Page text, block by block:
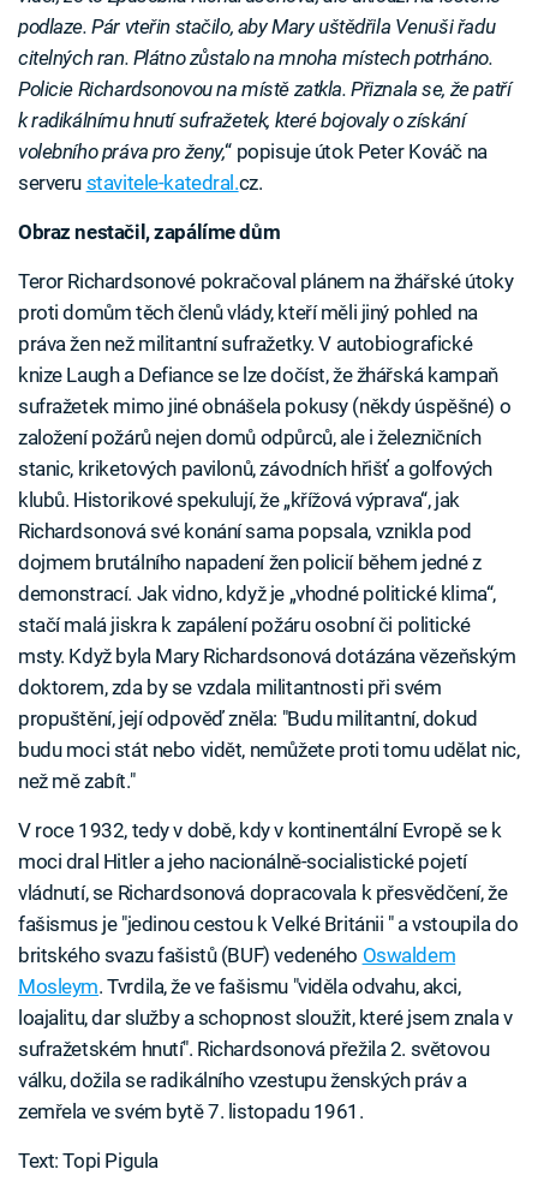
podlaze. Pár vteřin stačilo, aby Mary uštědřila Venuši řadu
citelných ran. Plátno zůstalo na mnoha místech potrháno.
Policie Richardsonovou na místě zatkla. Přiznala se, že patří
k radikálnímu hnutí sufražetek, které bojovaly o získání
volebního práva pro ženy,“ popisuje útok Peter Kováč na
serveru stavitele-katedral.cz.
Obraz nestačil, zapálíme dům
Teror Richardsonové pokračoval plánem na žhářské útoky
proti domům těch členů vlády, kteří měli jiný pohled na
práva žen než militantní sufražetky. V autobiografické
knize Laugh a Defiance se lze dočíst, že žhářská kampaň
sufražetek mimo jiné obnášela pokusy (někdy úspěšné) o
založení požárů nejen domů odpůrců, ale i železničních
stanic, kriketových pavilonů, závodních hřišť a golfových
klubů. Historikové spekulují, že „křížová výprava“, jak
Richardsonová své konání sama popsala, vznikla pod
dojmem brutálního napadení žen policií během jedné z
demonstrací. Jak vidno, když je „vhodné politické klima“,
stačí malá jiskra k zapálení požáru osobní či politické
msty. Když byla Mary Richardsonová dotázána vězeňským
doktorem, zda by se vzdala militantnosti při svém
propuštění, její odpověď zněla: "Budu militantní, dokud
budu moci stát nebo vidět, nemůžete proti tomu udělat nic,
než mě zabít."
V roce 1932, tedy v době, kdy v kontinentální Evropě se k
moci dral Hitler a jeho nacionálně-socialistické pojetí
vládnutí, se Richardsonová dopracovala k přesvědčení, že
fašismus je "jedinou cestou k Velké Británii " a vstoupila do
britského svazu fašistů (BUF) vedeného Oswaldem
Mosleym. Tvrdila, že ve fašismu "viděla odvahu, akci,
loajalitu, dar služby a schopnost sloužit, které jsem znala v
sufražetském hnutí". Richardsonová přežila 2. světovou
válku, dožila se radikálního vzestupu ženských práv a
zemřela ve svém bytě 7. listopadu 1961.
Text: Topi Pigula